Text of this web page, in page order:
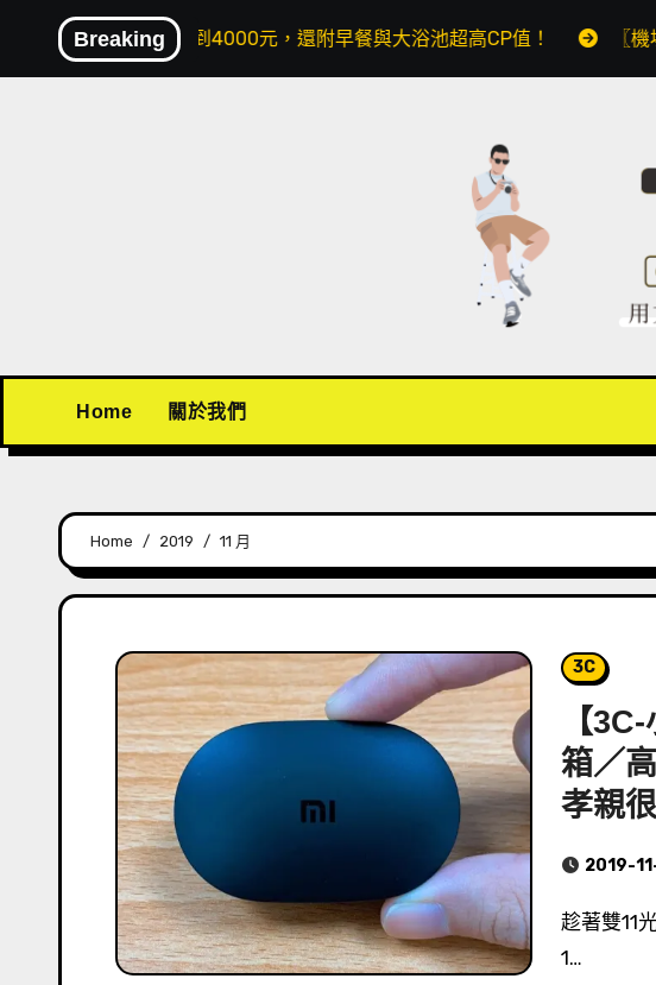
content
Breaking
兩晚不到4000元，還附早餐與大浴池超高CP值！ 〖機場接送推薦
Home 關於我們
Home 2019 11 月
3C
【
箱／
孝親
2019-
趁著雙11光棍節、PChome購物11/10 LINE導購
1…